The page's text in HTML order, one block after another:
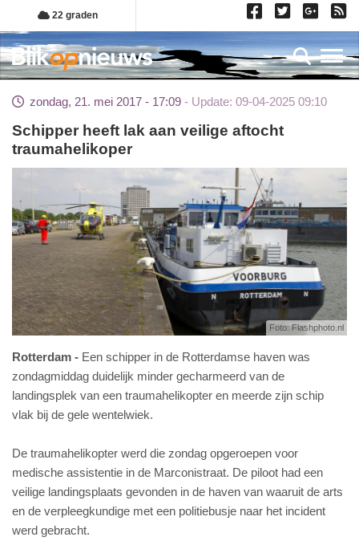
Overslaan
en
naar
de
gaan
22 graden
zondag, 21. mei 2017 - 17:09 Update: 09-04-2025 09:10
Schipper heeft lak aan veilige aftocht
traumahelikoper
Foto: Flashphoto.nl
Rotterdam
Een schipper in de Rotterdamse haven was
zondagmiddag duidelijk minder gecharmeerd van de
landingsplek van een traumahelikopter en meerde zijn schip
vlak bij de gele wentelwiek.
De traumahelikopter werd die zondag opgeroepen voor
medische assistentie in de Marconistraat. De piloot had een
veilige landingsplaats gevonden in de haven van waaruit de arts
en de verpleegkundige met een politiebusje naar het incident
werd gebracht.